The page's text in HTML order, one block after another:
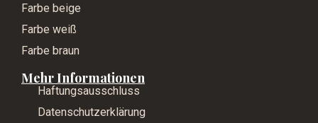
Farbe beige
Farbe weiß
Farbe braun
Mehr Informationen
Haftungsausschluss
Datenschutzerklärung